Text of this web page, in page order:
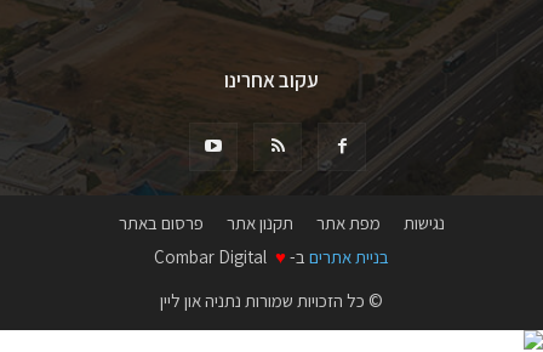
עקוב אחרינו
נגישות מפת אתר תקנון אתר
פרסום באתר
בניית אתרים ב- ♥
© כל הזכויות שמורות נתניה און ליין